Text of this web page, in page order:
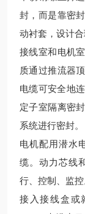
封，而是靠密
动衬套，设计合
接线室和电机
质通过推流器
电缆可安全地
定子室隔离密
系统进行密封。
电机配用潜水
缆。动力芯线
行、控制、监
接入接线盒或